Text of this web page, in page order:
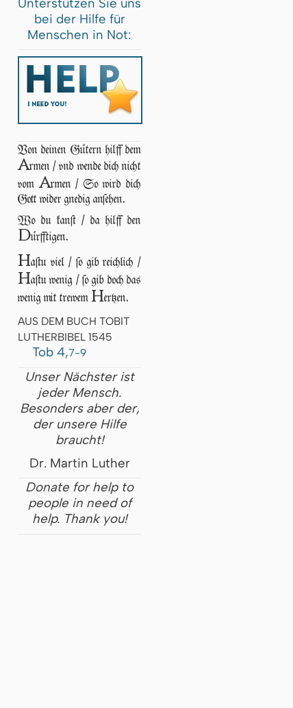
bei der Hilfe für
Menschen in Not:
Von deinen Gütern hilff dem
Armen / vnd wende dich nicht
vomArmen / So wird dich
Gott wider gnedig anſehen.
Wo du kanſt / da hilff den
Dürfftigen.
Haſtu viel / ſo gib reichlich /
Haſtu wenig / ſo gib doch das
wenig mit trewem Hertzen.
AUS DEM BUCH TOBIT
LUTHERBIBEL 1545
Tob 4,7-9
Unser Nächster ist
jeder Mensch.
Besonders aber der,
der unsere Hilfe
braucht!
Dr. Martin Luther
Donate for help to
people in need of
help. Thank you!